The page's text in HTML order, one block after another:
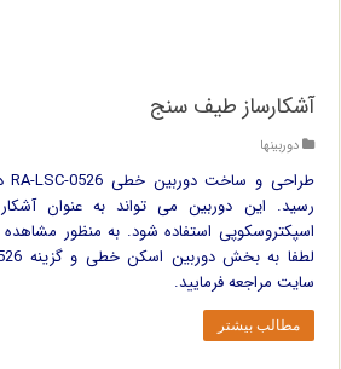
آشکارساز طیف سنج
دوربینها
رسید. این دوربین می تواند به عنوان
اسپکتروسکوپی استفاده شود. به منظور
سایت مراجعه فرمایید.
مطالب بیشتر